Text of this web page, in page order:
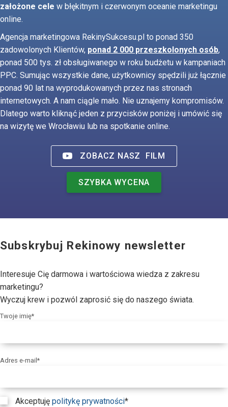
założone cele w błękitnym i czerwonym oceanie marketingu
online.
Agencja marketingowa RekinySukcesu.pl to ponad 350
zadowolonych Klientów, ponad 2 000 przeszkolonych osób,
ponad 500 tys. zł obsługiwanego w roku budżetu w kampaniach
PPC. Sumując wszystkie dane, użytkownicy spędzili już łącznie
ponad 90 lat na wyprodukowanych przez nas stronach
internetowych. A nam ciągle mało. Nie uznajemy kompromisów.
Dlatego warto kliknąć jeden z przycisków poniżej i umówić się
na wizytę we Wrocławiu lub na spotkanie online.
ZOBACZ NASZ FILM
SZYBKA WYCENA
Subskrybuj Rekinowy newsletter
Interesuje Cię darmowa i wartościowa wiedza z zakresu
marketingu?
Wyczuj krew i pozwól zaprosić się do naszego świata.
Twoje imię*
Adres e-mail*
Akceptuję politykę prywatności*